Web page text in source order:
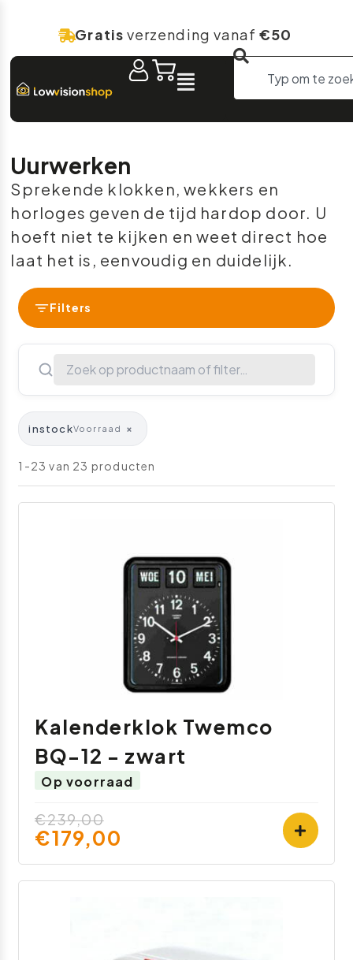
Gratis verzending vanaf €50
Uurwerken
Sprekende klokken, wekkers en
horloges geven de tijd hardop door. U
hoeft niet te kijken en weet direct hoe
laat het is, eenvoudig en duidelijk.
Filters
instockVoorraad ×
1-23 van 23 producten
Kalenderklok Twemco
BQ-12 - zwart
Op voorraad
€239,00
€179,00